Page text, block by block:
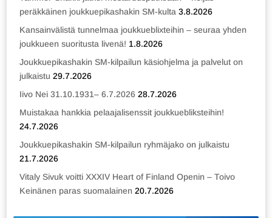
peräkkäinen joukkuepikashakin SM-kulta 3.8.2026
Kansainvälistä tunnelmaa joukkueblixteihin – seuraa yhden
joukkueen suoritusta livenä! 1.8.2026
Joukkuepikashakin SM-kilpailun käsiohjelma ja palvelut on
julkaistu 29.7.2026
Iivo Nei 31.10.1931– 6.7.2026 28.7.2026
Muistakaa hankkia pelaajalisenssit joukkuebliksteihin!
24.7.2026
Joukkuepikashakin SM-kilpailun ryhmäjako on julkaistu
21.7.2026
Vitaly Sivuk voitti XXXIV Heart of Finland Openin – Toivo
Keinänen paras suomalainen 20.7.2026